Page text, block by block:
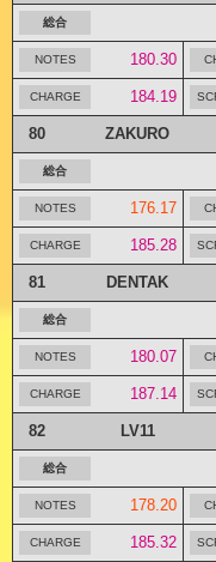
180.30
184.19
80 ZAKURO
176.17
185.28
81 DENTAK
180.07
187.14
82 LV11
178.20
185.32